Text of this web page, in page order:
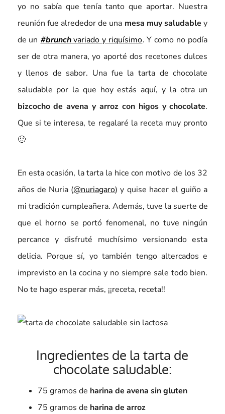
yo no sabía que tenía tanto que aportar. Nuestra
reunión fue alrededor de una mesa muy saludable y
de un #brunchvariado y riquísimo. Y como no podía
ser de otra manera, yo aporté dos recetones dulces
y llenos de sabor. Una fue la tarta de chocolate
saludable por la que hoy estás aquí, y la otra un
bizcocho de avena y arroz con higos y chocolate.
Que si te interesa, te regalaré la receta muy pronto
🙂
En esta ocasión, la tarta la hice con motivo de los 32
años de Nuria (@nuriagaro) y quise hacer el guiño a
mi tradición cumpleañera. Además, tuve la suerte de
que el horno se portó fenomenal, no tuve ningún
percance y disfruté muchísimo versionando esta
delicia. Porque sí, yo también tengo altercados e
imprevisto en la cocina y no siempre sale todo bien.
No te hago esperar más, ¡¡receta, receta!!
Ingredientes de la tarta de
chocolate saludable:
75 gramos de harina de avena sin gluten
75 gramos de harina de arroz